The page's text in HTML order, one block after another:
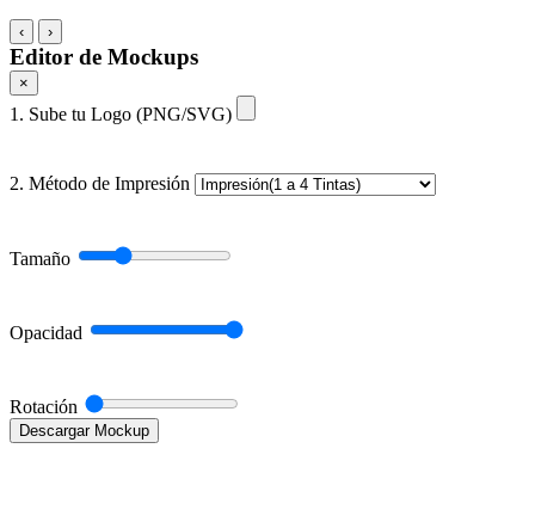
‹ ›
Editor de Mockups
×
1. Sube tu Logo (PNG/SVG)
2. Método de Impresión
Tamaño
Opacidad
Rotación
Descargar Mockup